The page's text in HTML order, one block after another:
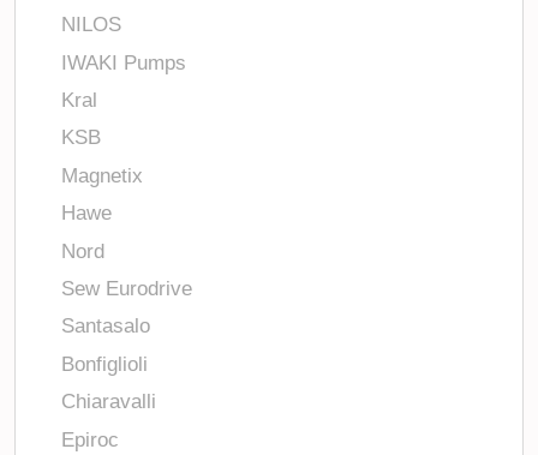
NILOS
IWAKI Pumps
Kral
KSB
Magnetix
Hawe
Nord
Sew Eurodrive
Santasalo
Bonfiglioli
Chiaravalli
Epiroc